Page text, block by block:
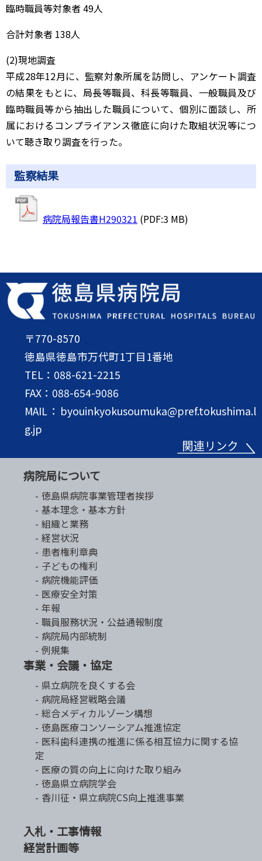
臨時職員等対象者 49人
合計対象者 138人
(2)現地調査
平成28年12月に、監察対象所属を訪問し、アンケート調査
の結果をもとに、局長等職員、科長等職員、一般職員及び
臨時職員等から抽出した職員について、個別に面談し、所
属におけるコンプライアンス徹底に向けた取組状況等につ
いて聴き取り調査を行った。
監察結果
病院局報告書H290321 (PDF:3 MB)
〒770-8570
徳島県徳島市万代町1丁目1番地
TEL：088-621-2215
FAX：088-654-9086
MAIL：byouinkyokusoumuka@pref.tokushima.l
g.jp
病院局について
徳島県病院事業管理者挨拶
基本理念・基本方針
組織と業務
経営状況
患者権利章典
子どもの権利
病院機能評価
医療安全対策
年報
職員服務状況・公益通報制度
病院局内部統制
例規集
事業・会議・協定
県立病院を良くする会
病院局経営戦略会議
総合メディカルゾーン構想
徳島医療コンソーシアム推進協定
医科歯科連携の推進に係る相互協力に関する協
定
医療の質の向上に向けた取り組み
徳島県立病院学会
香川征・県立病院CS向上推進事業
入札・工事情報
経営計画等